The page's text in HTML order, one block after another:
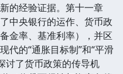
的经验证据。第十一章
中央银行的运作、货币政
金率、基准利率），并区
代的“通胀目标制”和“平滑
讨了货币政策的传导机